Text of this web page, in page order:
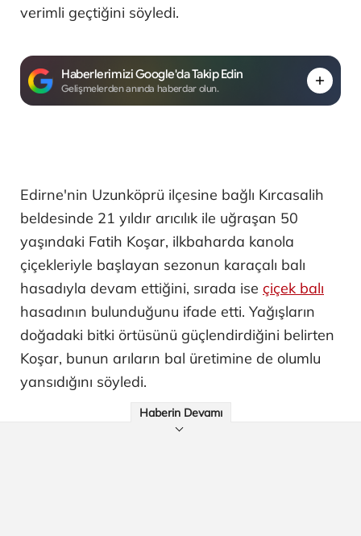
verimli geçtiğini söyledi.
Haberlerimizi Google'da Takip Edin
Gelişmelerden anında haberdar olun.
Edirne'nin Uzunköprü ilçesine bağlı Kırcasalih
beldesinde 21 yıldır arıcılık ile uğraşan 50
yaşındaki Fatih Koşar, ilkbaharda kanola
çiçekleriyle başlayan sezonun karaçalı balı
hasadıyla devam ettiğini, sırada ise çiçek balı
hasadının bulunduğunu ifade etti. Yağışların
doğadaki bitki örtüsünü güçlendirdiğini belirten
Koşar, bunun arıların bal üretimine de olumlu
yansıdığını söyledi.
Haberin Devamı